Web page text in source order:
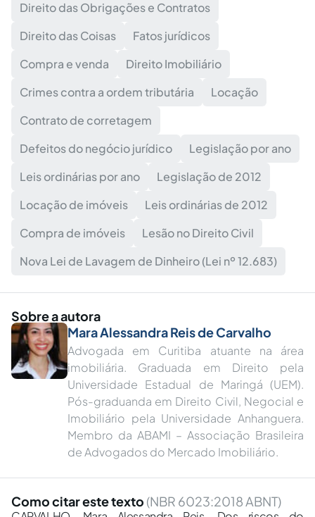
Direito das Obrigações e Contratos
Direito das Coisas
Fatos jurídicos
Compra e venda
Direito Imobiliário
Crimes contra a ordem tributária
Locação
Contrato de corretagem
Defeitos do negócio jurídico
Legislação por ano
Leis ordinárias por ano
Legislação de 2012
Locação de imóveis
Leis ordinárias de 2012
Compra de imóveis
Lesão no Direito Civil
Nova Lei de Lavagem de Dinheiro (Lei nº 12.683)
Sobre a autora
Mara Alessandra Reis de Carvalho
Advogada em Curitiba atuante na área
imobiliária. Graduada em Direito pela
Universidade Estadual de Maringá (UEM).
Pós-graduanda em Direito Civil, Negocial e
Imobiliário pela Universidade Anhanguera.
Membro da ABAMI – Associação Brasileira
de Advogados do Mercado Imobiliário.
Como citar este texto (NBR 6023:2018 ABNT)